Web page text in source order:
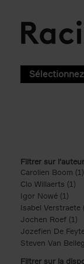
Filtrer sur l'auteur
Carolien Boom (1)
Clo Willaerts (1)
Igor Nowé (1)
Isabel Verstraete
Jochen Roef (1)
Jozefien De
Steven Van
Filtrer sur la